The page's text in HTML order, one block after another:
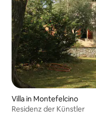
Villa in Montefelcino
Residenz der Künstler